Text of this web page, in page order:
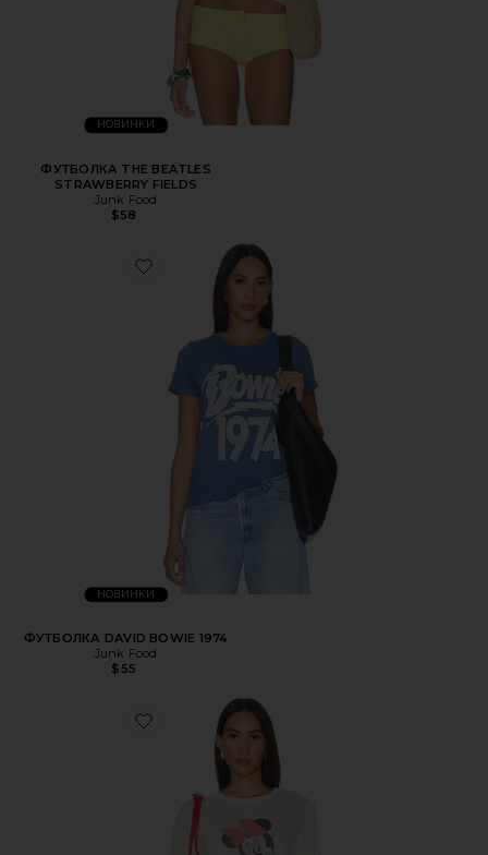
НОВИНКИ
ФУТБОЛКА THE BEATLES
STRAWBERRY FIELDS
Junk Food
$58
НОВИНКИ
ФУТБОЛКА DAVID BOWIE 1974
Junk Food
$55